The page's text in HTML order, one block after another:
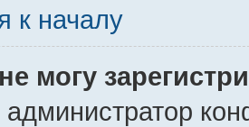
к началу
могу